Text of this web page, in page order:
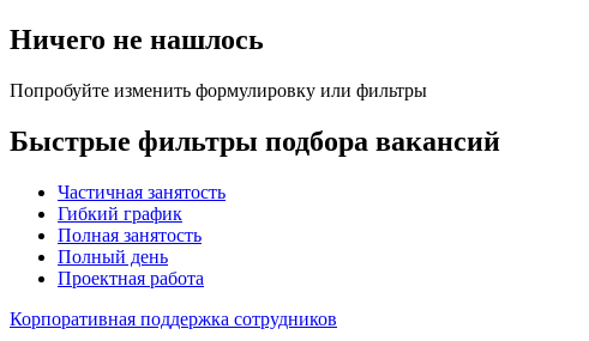
Ничего не нашлось
Попробуйте изменить формулировку или фильтры
Быстрые фильтры подбора вакансий
Частичная занятость
Гибкий график
Полная занятость
Полный день
Проектная работа
Корпоративная поддержка сотрудников